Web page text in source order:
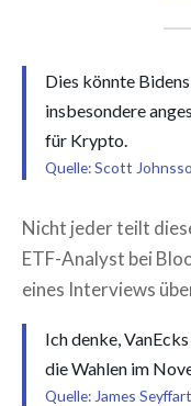
Dies könnte
insbesondere
für Krypto.
Quelle: Scott
Nicht jeder teilt
ETF-Analyst bei
eines Interviews
Ich denke,
die Wahlen im
Quelle: James Seyffart